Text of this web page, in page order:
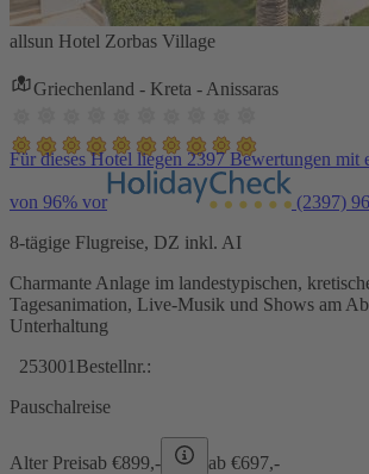
allsun Hotel Zorbas Village
Griechenland - Kreta - Anissaras
Für dieses Hotel liegen 2397 Bewertungen mit
von 96% vor (2397)
8-tägige Flugreise, DZ inkl. AI
Charmante Anlage im landestypischen,
Tagesanimation, Live-Musik und Shows am
Unterhaltung
253001 Bestellnr.:
Pauschalreise
Alter Preisab €899,- ab €697,-